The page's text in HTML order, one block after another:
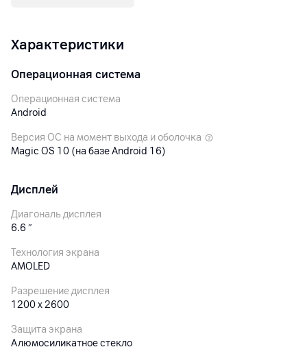
Характеристики
Операционная система
Операционная система
Android
Версия ОС на момент выхода и оболочка
Magic OS 10 (на базе Android 16)
Дисплей
Диагональ дисплея
6.6 ″
Технология экрана
AMOLED
Разрешение дисплея
1200 х 2600
Защита экрана
Алюмосиликатное стекло